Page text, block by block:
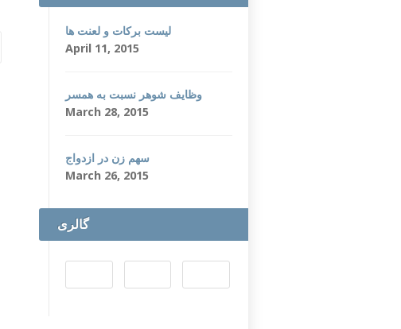
لیست برکات و لعنت ها
April 11, 2015
وظایف شوهر نسبت به همسر
March 28, 2015
سهم زن در ازدواج
March 26, 2015
گالری